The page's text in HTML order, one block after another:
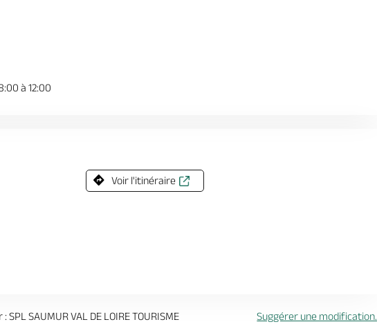
à 12:00
Voir l'itinéraire
: SPL SAUMUR VAL DE LOIRE TOURISME Suggérer une modification.